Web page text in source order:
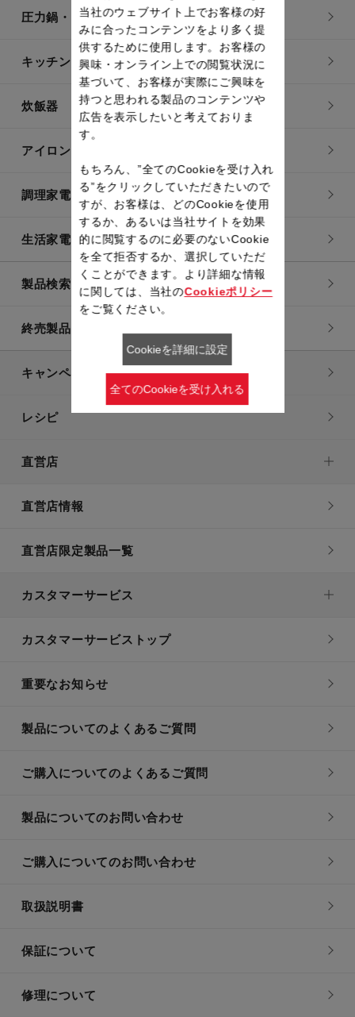
圧力鍋・電気圧力鍋
キッチン用品
炊飯器
アイロン・衣類スチーマー
調理家電
生活家電
製品検索一覧
終売製品一覧
キャンペーン・特集
レシピ
直営店
直営店情報
直営店限定製品一覧
カスタマーサービス
カスタマーサービストップ
重要なお知らせ
製品についてのよくあるご質問
ご購入についてのよくあるご質問
製品についてのお問い合わせ
ご購入についてのお問い合わせ
取扱説明書
保証について
修理について
当社のウェブサイト上でお客様の好
みに合ったコンテンツをより多く提
供するために使用します。お客様の
興味・オンライン上での閲覧状況に
基づいて、お客様が実際にご興味を
持つと思われる製品のコンテンツや
広告を表示したいと考えておりま
す。
もちろん、”全てのCookieを受け入れ
る”をクリックしていただきたいので
すが、お客様は、どのCookieを使用
するか、あるいは当社サイトを効果
的に閲覧するのに必要のないCookie
を全て拒否するか、選択していただ
くことができます。より詳細な情報
に関しては、当社のCookieポリシー
をご覧ください。
Cookieを詳細に設定
全てのCookieを受け入れる